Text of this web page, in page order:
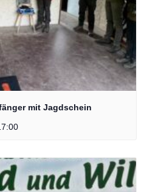
mit Jagdschein